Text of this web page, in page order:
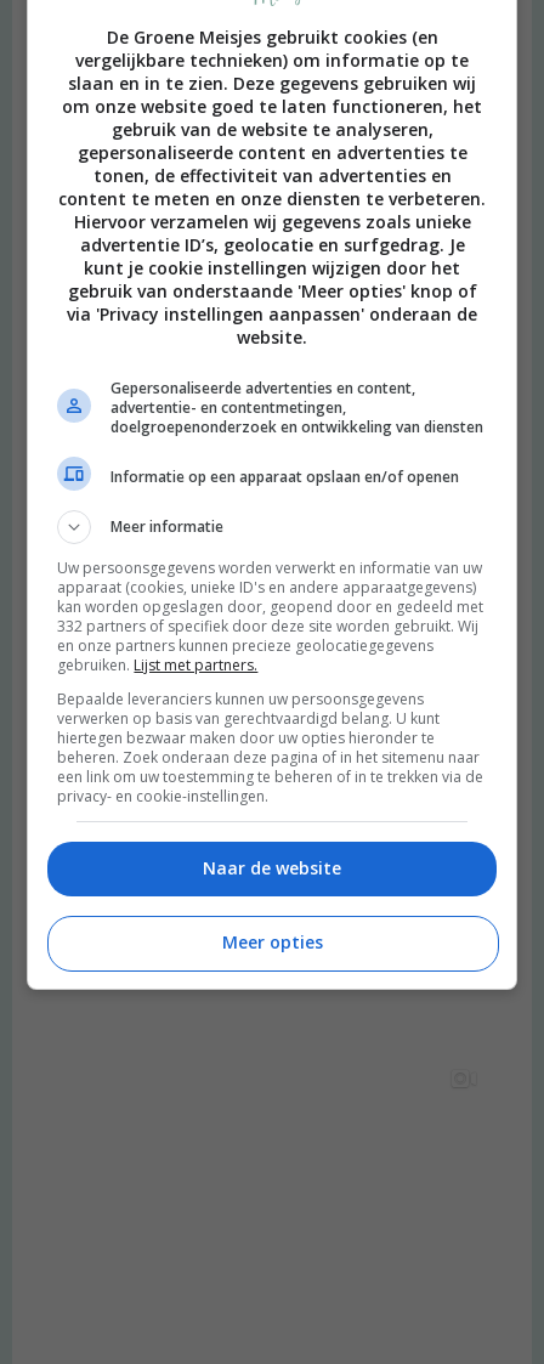
De Groene Meisjes gebruikt cookies (en
vergelijkbare technieken) om informatie op te
slaan en in te zien. Deze gegevens gebruiken wij
om onze website goed te laten functioneren, het
gebruik van de website te analyseren,
gepersonaliseerde content en advertenties te
tonen, de effectiviteit van advertenties en
content te meten en onze diensten te verbeteren.
Hiervoor verzamelen wij gegevens zoals unieke
advertentie ID’s, geolocatie en surfgedrag. Je
kunt je cookie instellingen wijzigen door het
gebruik van onderstaande 'Meer opties' knop of
via 'Privacy instellingen aanpassen' onderaan de
website.
Gepersonaliseerde advertenties en content,
advertentie- en contentmetingen,
doelgroepenonderzoek en ontwikkeling van diensten
Informatie op een apparaat opslaan en/of openen
Meer informatie
Uw persoonsgegevens worden verwerkt en informatie van uw
apparaat (cookies, unieke ID's en andere apparaatgegevens)
kan worden opgeslagen door, geopend door en gedeeld met
332 partners of specifiek door deze site worden gebruikt. Wij
en onze partners kunnen precieze geolocatiegegevens
gebruiken. Lijst met partners.
Bepaalde leveranciers kunnen uw persoonsgegevens
verwerken op basis van gerechtvaardigd belang. U kunt
hiertegen bezwaar maken door uw opties hieronder te
beheren. Zoek onderaan deze pagina of in het sitemenu naar
een link om uw toestemming te beheren of in te trekken via de
privacy- en cookie-instellingen.
Naar de website
Meer opties